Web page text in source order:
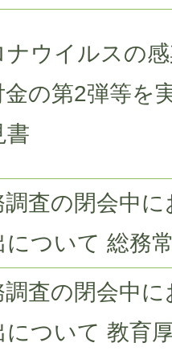
ナウイルスの
金の第2弾等を
書
調査の閉会中
について 総務
調査の閉会中
について 教育